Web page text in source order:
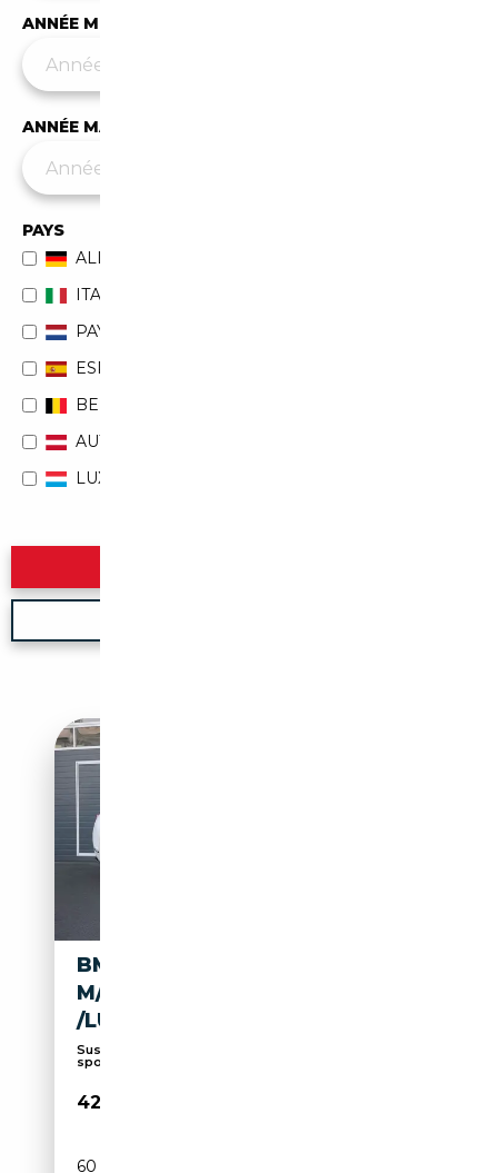
ANNÉE MIN
ANNÉE MAX
PAYS
ALLEMAGNE
ITALIE
PAYS-BAS
ESPAGNE
BELGIQUE
AUTRICHE
LUXEMBOURG
BMW 740 LI
M/H&K/360/APPLE/SHZ/PANO
/LUFT/ADAPT.LED/20
Suspension pneumatique, Alarme, Suspension
sport, ...
42 950€
60 709 km